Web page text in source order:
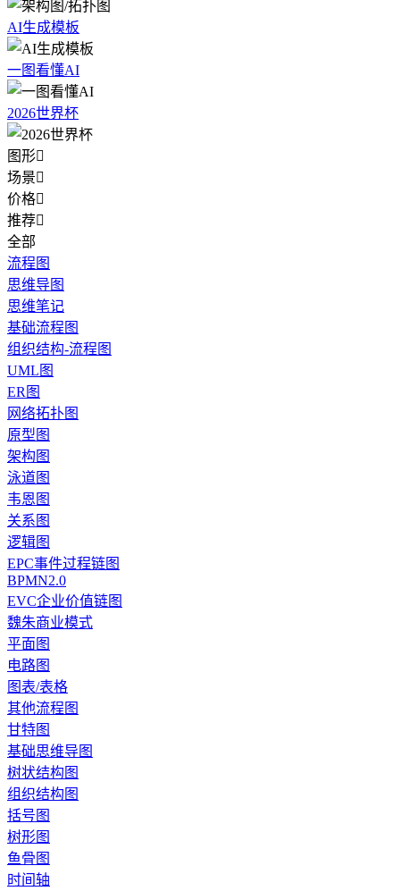
AI生成模板
一图看懂AI
2026世界杯
图形
场景
价格
推荐
全部
流程图
思维导图
思维笔记
基础流程图
组织结构-流程图
UML图
ER图
网络拓扑图
原型图
架构图
泳道图
韦恩图
关系图
逻辑图
EPC事件过程链图
BPMN2.0
EVC企业价值链图
魏朱商业模式
平面图
电路图
图表/表格
其他流程图
甘特图
基础思维导图
树状结构图
组织结构图
括号图
树形图
鱼骨图
时间轴